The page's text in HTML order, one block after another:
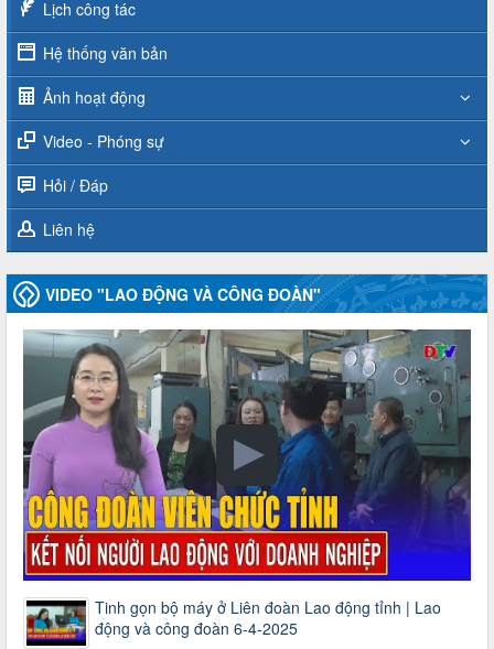
Lịch công tác
Hệ thống văn bản
Ảnh hoạt động
Video - Phóng sự
Hỏi / Đáp
Liên hệ
VIDEO "LAO ĐỘNG VÀ CÔNG ĐOÀN"
Tinh gọn bộ máy ở Liên đoàn Lao động tỉnh | Lao
động và công đoàn 6-4-2025